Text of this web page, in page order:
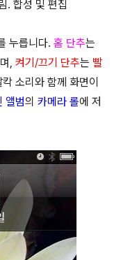
. 합성 및 편집
누릅니다. 홈 단추는
, 켜기/끄기 단추는 빨
소리와 함께 화면이
앨범의 카메라 롤에 저